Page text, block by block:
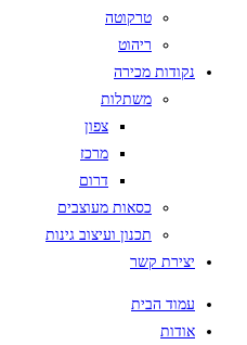
טרקוטה
ריהוט
נקודות מכירה
משתלות
צפון
מרכז
דרום
כסאות מעוצבים
תכנון ועיצוב גינות
יצירת קשר
עמוד הבית
אודות